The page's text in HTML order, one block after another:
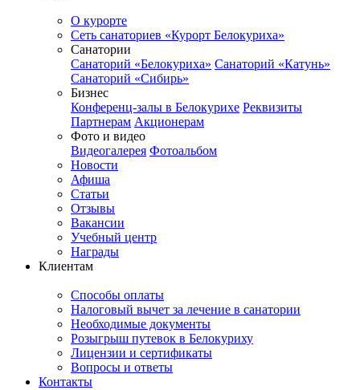
О курорте
Сеть санаториев «Курорт Белокуриха»
Санатории
Санаторий «Белокуриха» Санаторий «Катунь»
Санаторий «Сибирь»
Бизнес
Конференц-залы в Белокурихе Реквизиты
Партнерам Акционерам
Фото и видео
Видеогалерея Фотоальбом
Новости
Афиша
Статьи
Отзывы
Вакансии
Учебный центр
Награды
Клиентам
Способы оплаты
Налоговый вычет за лечение в санатории
Необходимые документы
Розыгрыш путевок в Белокуриху
Лицензии и сертификаты
Вопросы и ответы
Контакты